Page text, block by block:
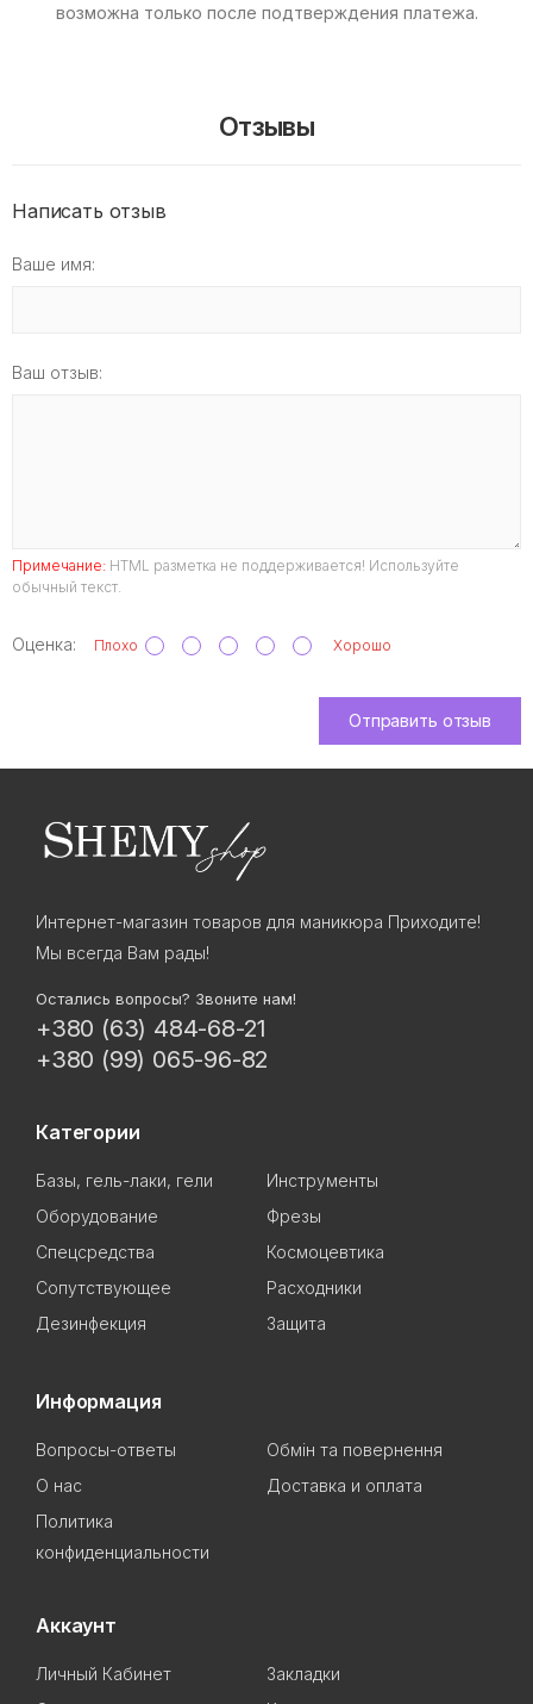
возможна только после подтверждения платежа.
Отзывы
Написать отзыв
Ваше имя:
Ваш отзыв:
Примечание: HTML разметка не поддерживается! Используйте
обычный текст.
Оценка: Плохо Хорошо
Отправить отзыв
Интернет-магазин товаров для маникюра Приходите!
Мы всегда Вам рады!
Остались вопросы? Звоните нам!
+380 (63) 484-68-21
+380 (99) 065-96-82
Категории
Базы, гель-лаки, гели
Инструменты
Оборудование
Фрезы
Спецсредства
Космоцевтика
Сопутствующее
Расходники
Дезинфекция
Защита
Информация
Вопросы-ответы
Обмін та повернення
О нас
Доставка и оплата
Политика
конфиденциальности
Аккаунт
Личный Кабинет
Закладки